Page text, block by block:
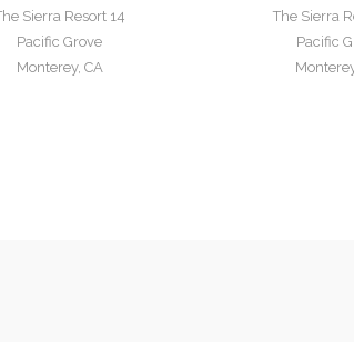
Sierra Resort 14
Pacific Grove
Monterey, CA
The Sierra
Pacific